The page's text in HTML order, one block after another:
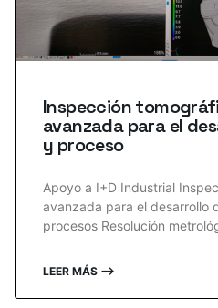
Inspección
avanzada para el
y proceso
Apoyo a I+D Industrial
avanzada para el desarrollo
procesos Resolución
LEER MÁS ⟶